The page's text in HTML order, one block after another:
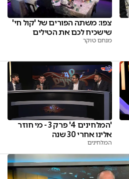
צפו: משתה הפורים של 'קול חי'
שישכיח לכם את הטילים
מנחם טוקר
'המלחינים 4' פרק 3 - מי חוזר
אלינו אחרי 30 שנה
המלחינים